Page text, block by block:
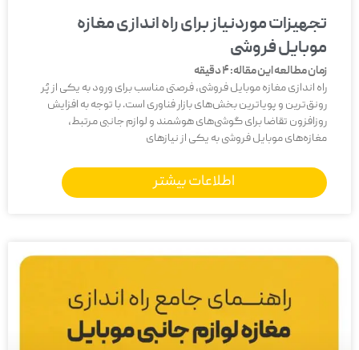
تجهیزات موردنیاز برای راه اندازی مغازه
موبایل فروشی
زمان مطالعه این مقاله:4دقیقه
راه‌ اندازی مغازه موبایل فروشی، فرصتی مناسب برای ورود به یکی از پُر
رونق‌ترین و پویاترین بخش‌های بازار فناوری است. با توجه به افزایش
روزافزون تقاضا برای گوشی‌های هوشمند و لوازم جانبی مرتبط،
مغازه‌های موبایل فروشی به یکی از نیازهای
اطلاعات بیشتر